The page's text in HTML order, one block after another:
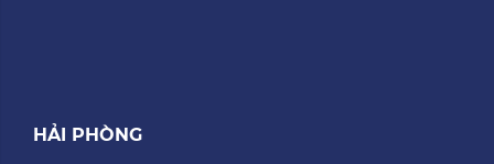
HẢI PHÒNG